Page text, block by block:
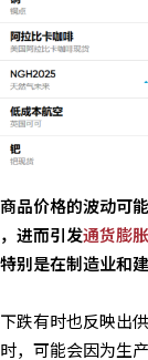
品价格的波动可
进而引发通货膨胀
别是在制造业和
跌有时也反映出
，可能会因为生